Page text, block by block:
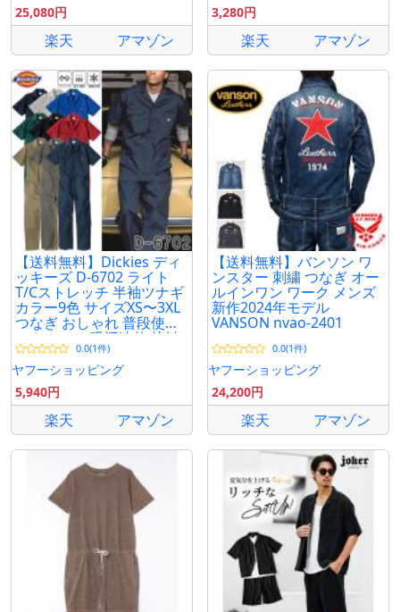
25,080円
楽天 アマゾン
3,280円
楽天 アマゾン
【送料無料】Dickies ディ
ッキーズ D-6702 ライト
T/Cストレッチ 半袖ツナギ
カラー9色 サイズXS〜3XL
つなぎ おしゃれ 普段使い
ストレッチ 吸汗速乾 接触
冷感 0.0(1件)
ヤフーショッピング
5,940円
楽天 アマゾン
【送料無料】バンソン ワ
ンスター 刺繍 つなぎ オー
ルインワン ワーク メンズ
新作2024年モデル
VANSON nvao-2401
0.0(1件)
ヤフーショッピング
24,200円
楽天 アマゾン